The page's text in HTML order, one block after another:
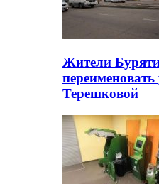
Жители
Терешковой